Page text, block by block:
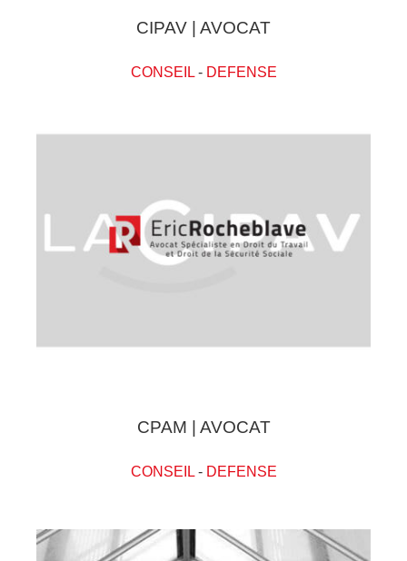
CIPAV | AVOCAT
CONSEIL- DEFENSE
CPAM | AVOCAT
CONSEIL- DEFENSE